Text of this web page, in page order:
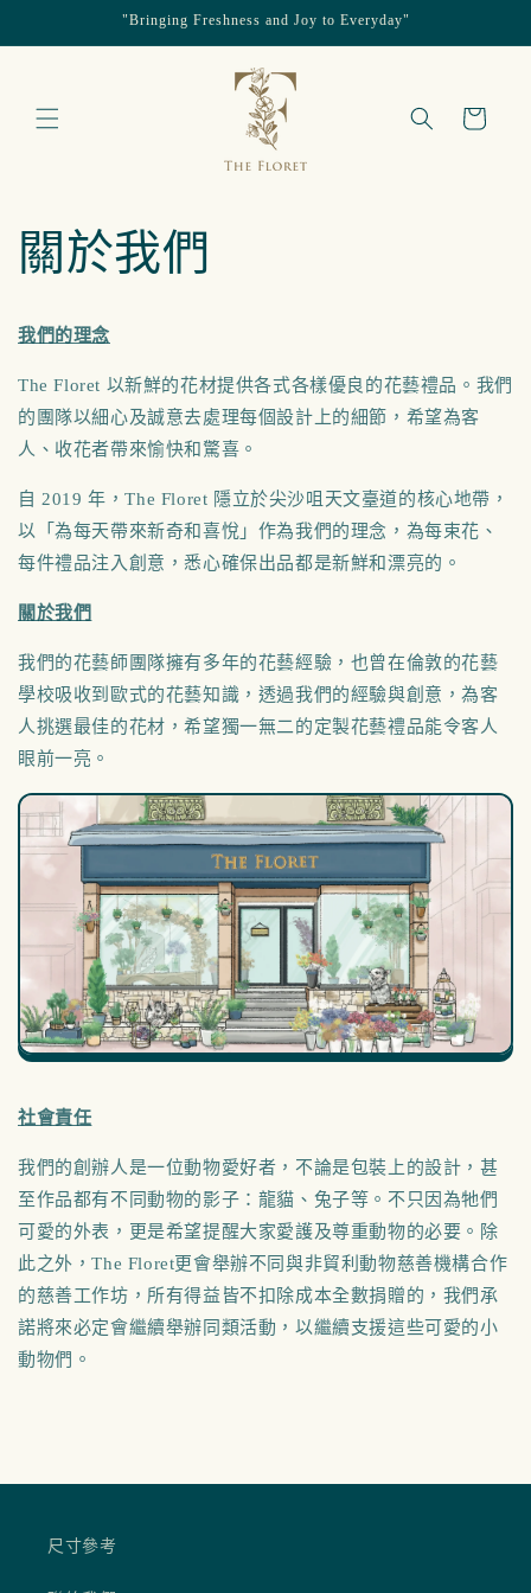
"Bringing Freshness and Joy to Everyday"
物
關於我們
我們的理念
The Floret 以新鮮的花材提供各式各樣優良的花藝禮品。我們
的團隊以細心及誠意去處理每個設計上的細節，希望為客
人、收花者帶來愉快和驚喜。
自 2019 年，The Floret 隱立於尖沙咀天文臺道的核心地帶，
以「為每天帶來新奇和喜悅」作為我們的理念，為每束花、
每件禮品注入創意，悉心確保出品都是新鮮和漂亮的。
關於我們
我們的花藝師團隊擁有多年的花藝經驗，也曾在倫敦的花藝
學校吸收到歐式的花藝知識，透過我們的經驗與創意，為客
人挑選最佳的花材，希望獨一無二的定製花藝禮品能令客人
眼前一亮。
社會責任
我們的創辦人是一位動物愛好者，不論是包裝上的設計，甚
至作品都有不同動物的影子：龍貓、兔子等。不只因為牠們
可愛的外表，更是希望提醒大家愛護及尊重動物的必要。除
此之外，The Floret更會舉辦不同與非貿利動物慈善機構合作
的慈善工作坊，所有得益皆不扣除成本全數捐贈的，我們承
諾將來必定會繼續舉辦同類活動，以繼續支援這些可愛的小
動物們。
尺寸參考